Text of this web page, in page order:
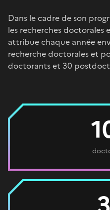
Dans le cadre de son
les recherches doctorales
attribue chaque année
recherche doctorales et
doctorants et 30